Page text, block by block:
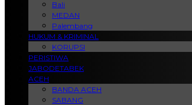
Bali
MEDAN
Palembang
HUKUM & KRIMINAL
KORUPSI
PERISTIWA
JABODETABEK
ACEH
BANDA ACEH
SABANG